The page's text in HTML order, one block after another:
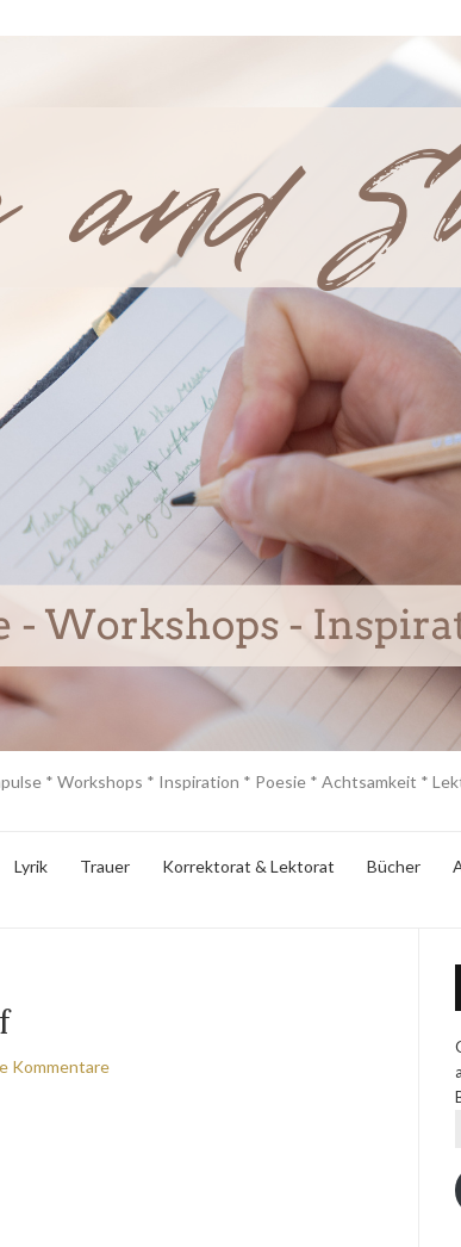
* Workshops * Inspiration * Poesie * Achtsamkeit *
Lyrik Trauer Korrektorat & Lektorat Bücher
Kommentare